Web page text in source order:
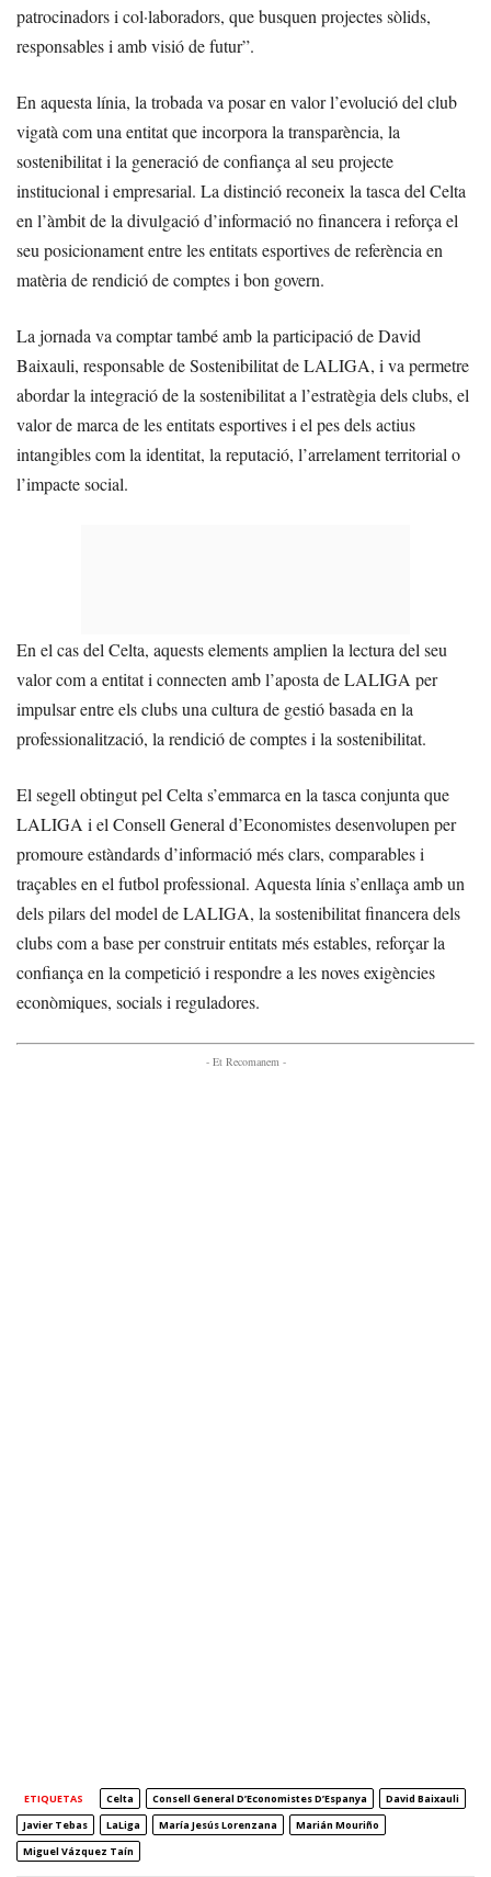
patrocinadors i col·laboradors, que busquen projectes sòlids,
responsables i amb visió de futur”.
En aquesta línia, la trobada va posar en valor l’evolució del club
vigatà com una entitat que incorpora la transparència, la
sostenibilitat i la generació de confiança al seu projecte
institucional i empresarial. La distinció reconeix la tasca del Celta
en l’àmbit de la divulgació d’informació no financera i reforça el
seu posicionament entre les entitats esportives de referència en
matèria de rendició de comptes i bon govern.
La jornada va comptar també amb la participació de David
Baixauli, responsable de Sostenibilitat de LALIGA, i va permetre
abordar la integració de la sostenibilitat a l’estratègia dels clubs, el
valor de marca de les entitats esportives i el pes dels actius
intangibles com la identitat, la reputació, l’arrelament territorial o
l’impacte social.
En el cas del Celta, aquests elements amplien la lectura del seu
valor com a entitat i connecten amb l’aposta de LALIGA per
impulsar entre els clubs una cultura de gestió basada en la
professionalització, la rendició de comptes i la sostenibilitat.
El segell obtingut pel Celta s’emmarca en la tasca conjunta que
LALIGA i el Consell General d’Economistes desenvolupen per
promoure estàndards d’informació més clars, comparables i
traçables en el futbol professional. Aquesta línia s’enllaça amb un
dels pilars del model de LALIGA, la sostenibilitat financera dels
clubs com a base per construir entitats més estables, reforçar la
confiança en la competició i respondre a les noves exigències
econòmiques, socials i reguladores.
- Et Recomanem -
ETIQUETAS Celta Consell General D’Economistes D’Espanya
David Baixauli
Javier Tebas
LaLiga María Jesús Lorenzana
Marián Mouriño
Miguel Vázquez Taín